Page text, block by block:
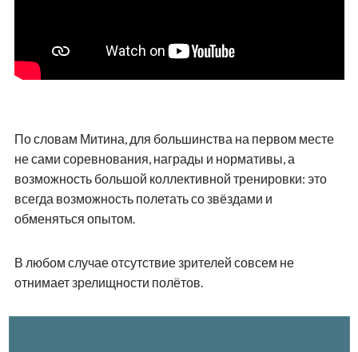
По словам Митина, для большинства на первом месте
не сами соревнования, награды и нормативы, а
возможность большой коллективной тренировки: это
всегда возможность полетать со звёздами и
обменяться опытом.
В любом случае отсутствие зрителей совсем не
отнимает зрелищности полётов.